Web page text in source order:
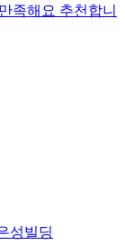
족해요 추천합니
성빌딩